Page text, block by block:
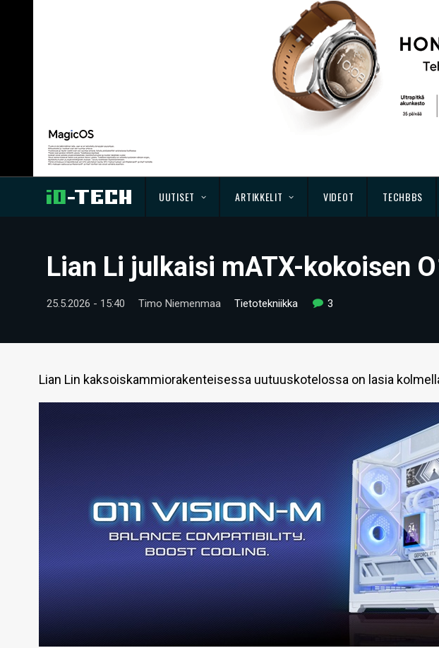
UUTISET ARTIKKELIT VIDEOT TECHBBS
Lian Li julkaisi mATX-kokoisen
25.5.2026 - 15:40 Timo Niemenmaa Tietotekniikka 3
Lian Lin kaksoiskammiorakenteisessa uutuuskotelossa on lasia